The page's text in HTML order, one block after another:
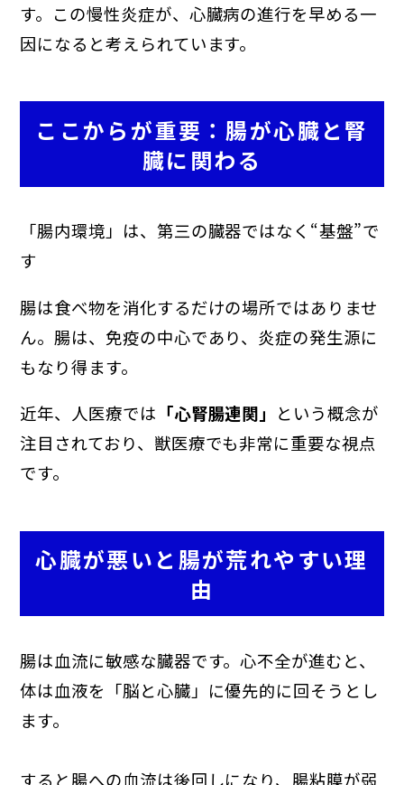
す。この慢性炎症が、心臓病の進行を早める一
因になると考えられています。
ここからが重要：腸が心臓と腎
臓に関わる
「腸内環境」は、第三の臓器ではなく“基盤”で
す
腸は食べ物を消化するだけの場所ではありませ
ん。腸は、免疫の中心であり、炎症の発生源に
もなり得ます。
近年、人医療では 「心腎腸連関」 という概念が
注目されており、獣医療でも非常に重要な視点
です。
心臓が悪いと腸が荒れやすい理
由
腸は血流に敏感な臓器です。心不全が進むと、
体は血液を「脳と心臓」に優先的に回そうとし
ます。
すると腸への血流は後回しになり、腸粘膜が弱